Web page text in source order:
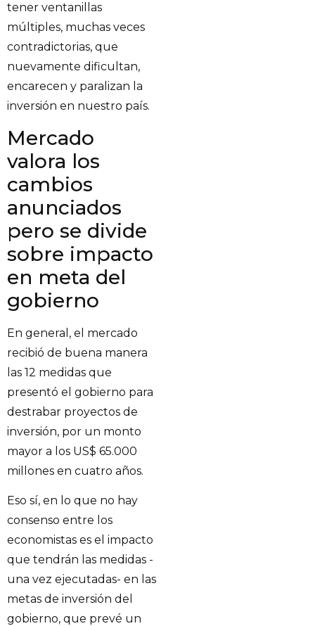
tener ventanillas
múltiples, muchas veces
contradictorias, que
nuevamente dificultan,
encarecen y paralizan la
inversión en nuestro país.
Mercado
valora los
cambios
anunciados
pero se divide
sobre impacto
en meta del
gobierno
En general, el mercado
recibió de buena manera
las 12 medidas que
presentó el gobierno para
destrabar proyectos de
inversión, por un monto
mayor a los US$ 65.000
millones en cuatro años.
Eso sí, en lo que no hay
consenso entre los
economistas es el impacto
que tendrán las medidas -
una vez ejecutadas- en las
metas de inversión del
gobierno, que prevé un